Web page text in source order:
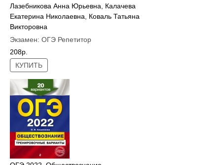
Лазебникова Анна Юрьевна
Калачева
Екатерина Николаевна
Коваль Татьяна
Викторовна
Экзамен: ОГЭ Репетитор
208р.
КУПИТЬ